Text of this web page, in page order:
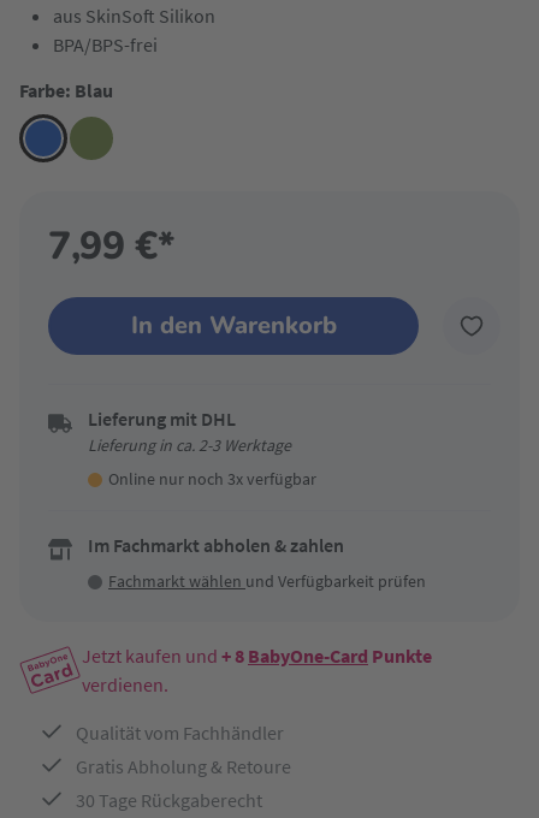
aus SkinSoft Silikon
BPA/BPS-frei
Farbe: Blau
7,99 €*
In den Warenkorb
Lieferung mit DHL
Lieferung in ca. 2-3 Werktage
Online nur noch 3x verfügbar
Im Fachmarkt abholen & zahlen
Fachmarkt wählen und Verfügbarkeit prüfen
Jetzt kaufen und + 8 BabyOne-Card Punkte
verdienen.
Qualität vom Fachhändler
Gratis Abholung & Retoure
30 Tage Rückgaberecht